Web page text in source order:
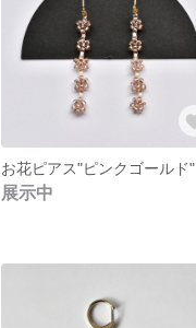
お花ピアス"ピンクゴールド"
展示中